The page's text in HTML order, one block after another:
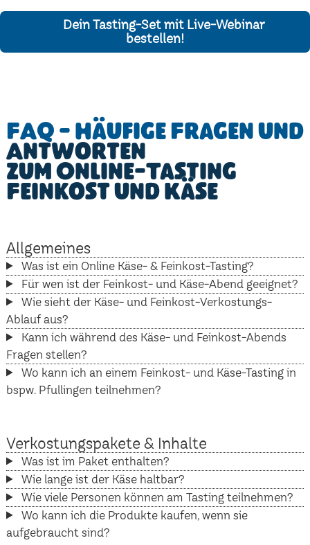
Dein Tasting-Set mit Live-Webinar
bestellen!
FAQ - Häufige Fragen und
Antworten
zum Online-Tasting
Feinkost und Käse
Allgemeines
Was ist ein Online Käse- & Feinkost-Tasting?
Für wen ist der Feinkost- und Käse-Abend geeignet?
Wie sieht der Käse- und Feinkost-Verkostungs-
Ablauf aus?
Kann ich während des Käse- und Feinkost-Abends
Fragen stellen?
Wo kann ich an einem Feinkost- und Käse-Tasting in
bspw. Pfullingen teilnehmen?
Verkostungspakete & Inhalte
Was ist im Paket enthalten?
Wie lange ist der Käse haltbar?
Wie viele Personen können am Tasting teilnehmen?
Wo kann ich die Produkte kaufen, wenn sie
aufgebraucht sind?